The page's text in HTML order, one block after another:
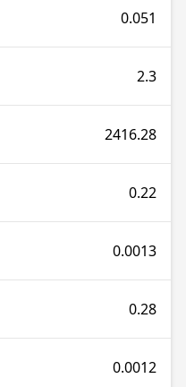
0.051
2.3
2416.28
0.22
0.0013
0.28
0.0012